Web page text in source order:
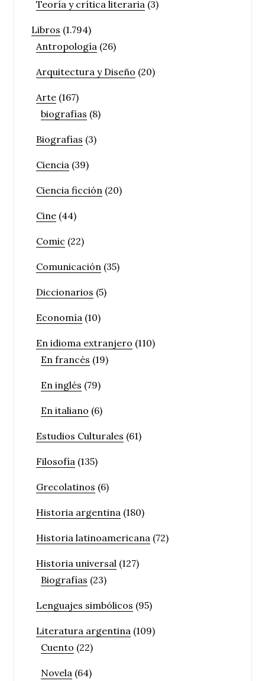
Teoría y crítica literaria (3)
Libros (1.794)
Antropología (26)
Arquitectura y Diseño (20)
Arte (167)
biografías (8)
Biografías (3)
Ciencia (39)
Ciencia ficción (20)
Cine (44)
Comic (22)
Comunicación (35)
Diccionarios (5)
Economía (10)
En idioma extranjero (110)
En francés (19)
En inglés (79)
En italiano (6)
Estudios Culturales (61)
Filosofía (135)
Grecolatinos (6)
Historia argentina (180)
Historia latinoamericana (72)
Historia universal (127)
Biografías (23)
Lenguajes simbólicos (95)
Literatura argentina (109)
Cuento (22)
Novela (64)